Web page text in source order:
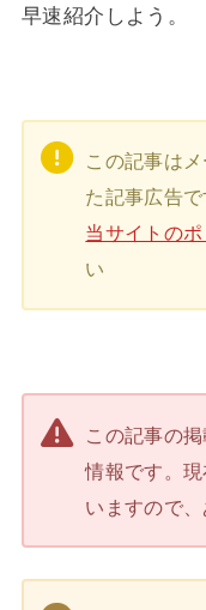
早速紹介しよう。
この記事は
た記事広告で
当サイトの
い
この記事の掲
情報です。
いますので、